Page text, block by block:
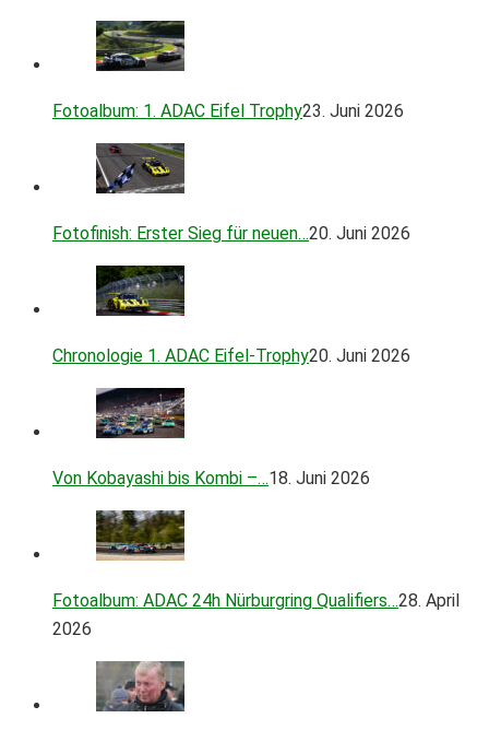
Fotoalbum: 1. ADAC Eifel Trophy23. Juni 2026
Fotofinish: Erster Sieg für neuen…20. Juni 2026
Chronologie 1. ADAC Eifel-Trophy20. Juni 2026
Von Kobayashi bis Kombi –…18. Juni 2026
Fotoalbum: ADAC 24h Nürburgring Qualifiers…28. April
2026